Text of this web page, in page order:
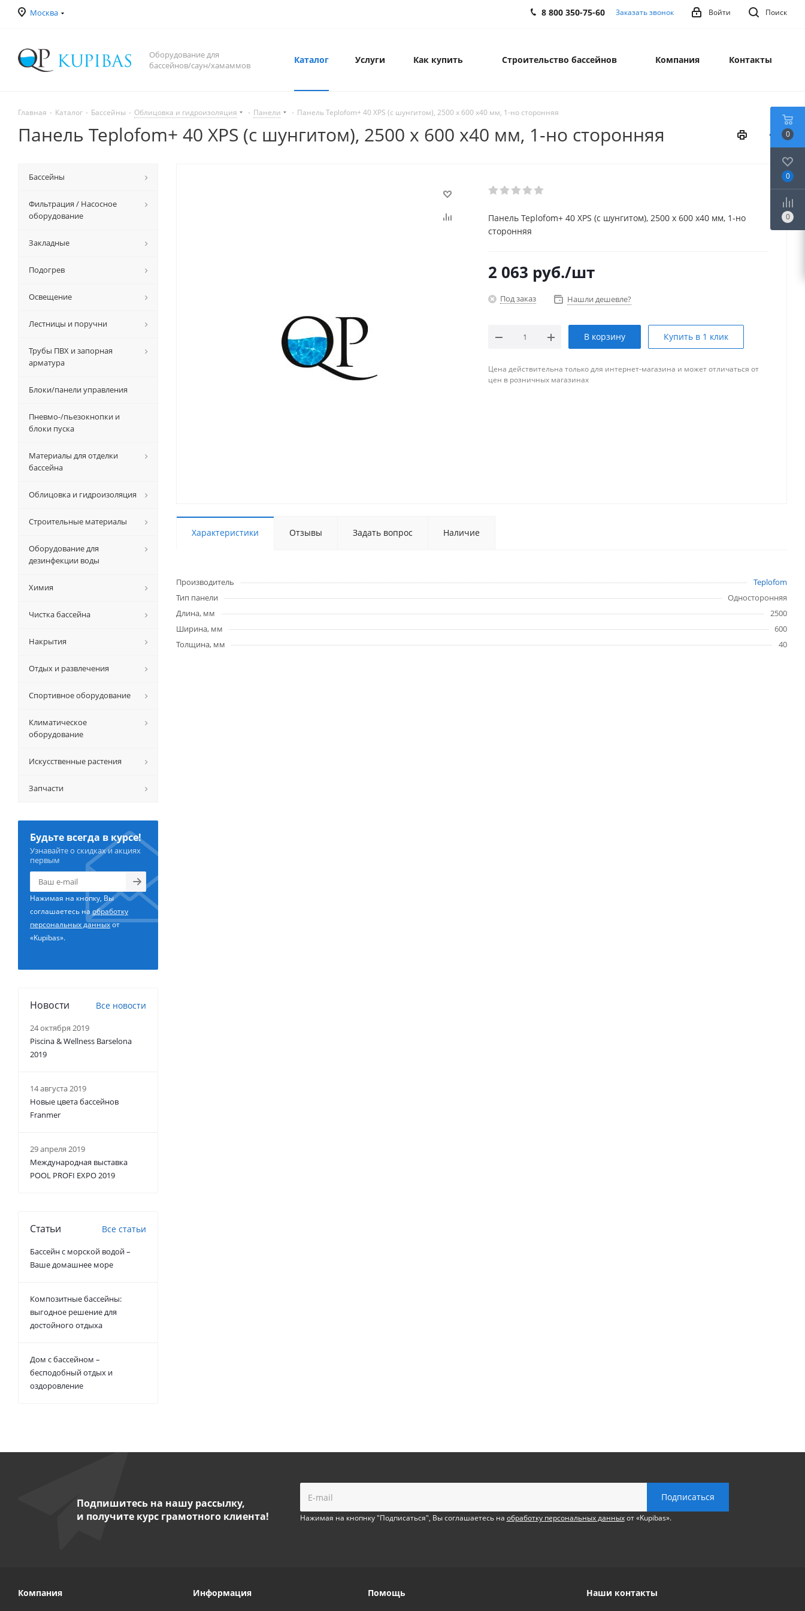
Москва Поиск
Войти
8 800 350-75-60 Заказать звонок
Оборудование для
бассейнов/саун/хамаммов
Каталог Услуги Как купить Строительство бассейнов Компания Контакты
Главная - Каталог - Бассейны - Облицовка и гидроизоляция - Панели - Панель Teplofom+ 40 XPS (с шунгитом), 2500 х 600 х40 мм, 1-но сторонняя
Панель Teplofom+ 40 XPS (с шунгитом), 2500 х 600 х40 мм, 1-но сторонняя
Панель Teplofom+ 40 XPS (с шунгитом), 2500 х 600 х40 мм, 1-но
сторонняя
2 063 руб./шт
Под заказ Нашли дешевле?
В корзину Купить в 1 клик
Цена действительна только для интернет-магазина и может отличаться от
цен в розничных магазинах
Характеристики Отзывы Задать вопрос Наличие
Производитель
Teplofom
Тип панели
Односторонняя
Длина, мм
2500
Ширина, мм
600
Толщина, мм
40
Бассейны
Фильтрация / Насосное
оборудование
Закладные
Подогрев
Освещение
Лестницы и поручни
Трубы ПВХ и запорная
арматура
Блоки/панели управления
Пневмо-/пьезокнопки и
блоки пуска
Материалы для отделки
бассейна
Облицовка и гидроизоляция
Строительные материалы
Оборудование для
дезинфекции воды
Химия
Чистка бассейна
Накрытия
Отдых и развлечения
Спортивное оборудование
Климатическое
оборудование
Искусственные растения
Запчасти
Будьте всегда в курсе!
Узнавайте о скидках и акциях
первым
Нажимая на кнопку, Вы
соглашаетесь наобработку
персональных данныхот
«Kupibas».
Новости Все новости
24 октября 2019
Piscina & Wellness Barselona
2019
14 августа 2019
Новые цвета бассейнов
Franmer
29 апреля 2019
Международная выставка
POOL PROFI EXPO 2019
Статьи Все статьи
Бассейн с морской водой –
Ваше домашнее море
Композитные бассейны:
выгодное решение для
достойного отдыха
Дом с бассейном –
бесподобный отдых и
оздоровление
Подпишитесь на нашу рассылку,
и получите курс грамотного клиента!
Нажимая на кнопнку "Подписаться", Вы соглашаетесь на обработку персональных данныхот «Kupibas».
Компания Информация Помощь Наши контакты
0
0
0